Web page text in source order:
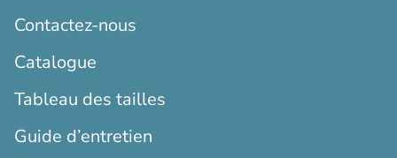
Contactez-nous
Catalogue
Tableau des tailles
Guide d’entretien